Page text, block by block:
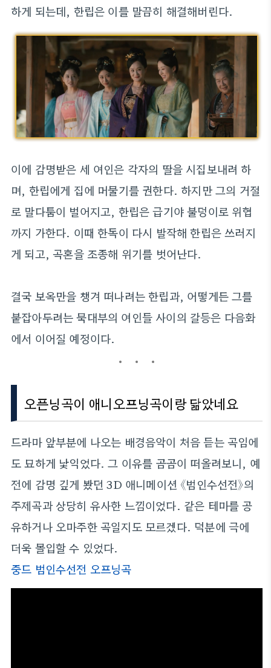
하게 되는데, 한립은 이를 말끔히 해결해버린다.
이에 감명받은 세 여인은 각자의 딸을 시집보내려 하
며, 한립에게 집에 머물기를 권한다. 하지만 그의 거절
로 말다툼이 벌어지고, 한립은 급기야 불덩이로 위협
까지 가한다. 이때 한독이 다시 발작해 한립은 쓰러지
게 되고, 곡혼을 조종해 위기를 벗어난다.
결국 보옥만을 챙겨 떠나려는 한립과, 어떻게든 그를
붙잡아두려는 묵대부의 여인들 사이의 갈등은 다음화
에서 이어질 예정이다.
오픈닝곡이 애니오프닝곡이랑 닮았네요
드라마 앞부분에 나오는 배경음악이 처음 듣는 곡임에
도 묘하게 낯익었다. 그 이유를 곰곰이 떠올려보니, 예
전에 감명 깊게 봤던 3D 애니메이션 《범인수선전》의
주제곡과 상당히 유사한 느낌이었다. 같은 테마를 공
유하거나 오마주한 곡일지도 모르겠다. 덕분에 극에
더욱 몰입할 수 있었다.
중드 범인수선전 오프닝곡